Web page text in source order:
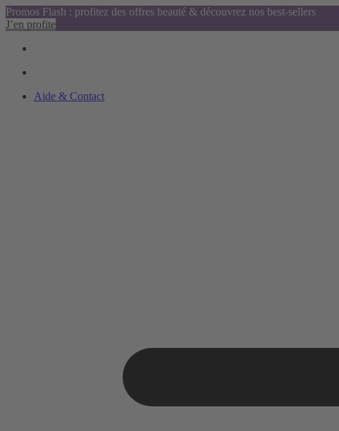
Promos Flash : profitez des offres beauté & découvrez nos best-sellers
J’en profite
Aide & Contact